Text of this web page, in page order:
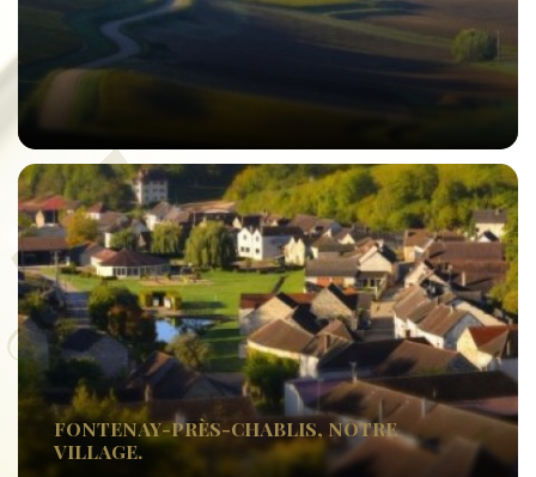
FONTENAY-PRÈS-CHABLIS, NOTRE
VILLAGE.